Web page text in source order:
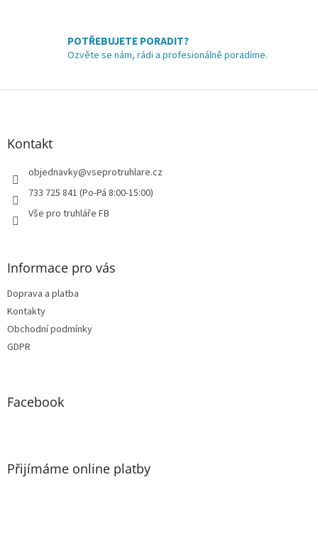
y
v
ý
i
POTŘEBUJETE PORADIT?
Ozvěte se nám, rádi a profesionálně poradíme.
Z
Kontakt
objednavky@vseprotruhlare.cz
733 725 841 (Po-Pá 8:00-15:00)
Vše pro truhláře FB
Informace pro vás
Doprava a platba
Kontakty
Obchodní podmínky
GDPR
Facebook
Přijímáme online platby